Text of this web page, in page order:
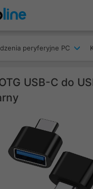
peryferyjne PC
USB-C do